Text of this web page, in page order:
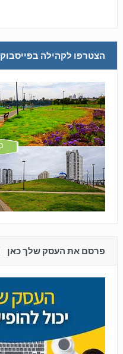
הצטרפו לקהילה בפייסבוק
פרסם את העסק שלך כאן